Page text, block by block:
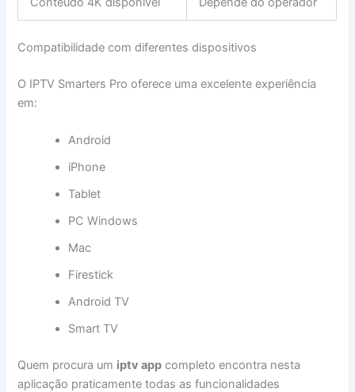
Compatibilidade com diferentes dispositivos
O IPTV Smarters Pro oferece uma excelente experiência
em:
Android
iPhone
Tablet
PC Windows
Mac
Firestick
Android TV
Smart TV
Quem procura um iptv app completo encontra nesta
aplicação praticamente todas as funcionalidades